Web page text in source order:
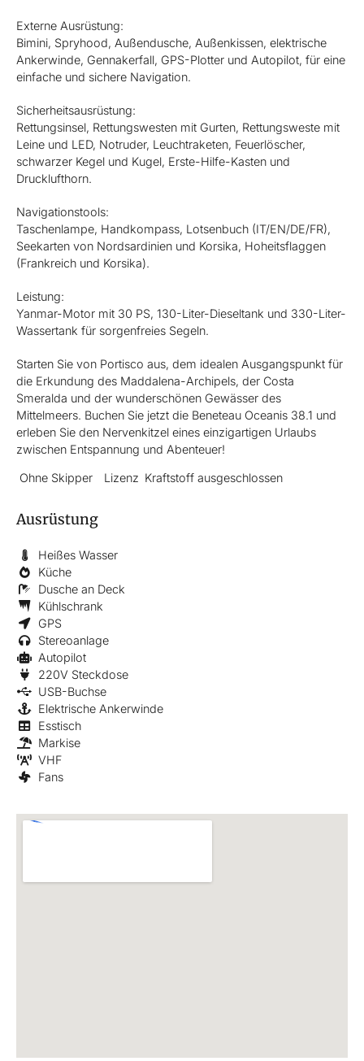
Externe Ausrüstung:
Bimini, Spryhood, Außendusche, Außenkissen, elektrische
Ankerwinde, Gennakerfall, GPS-Plotter und Autopilot, für eine
einfache und sichere Navigation.
Sicherheitsausrüstung:
Rettungsinsel, Rettungswesten mit Gurten, Rettungsweste mit
Leine und LED, Notruder, Leuchtraketen, Feuerlöscher,
schwarzer Kegel und Kugel, Erste-Hilfe-Kasten und
Drucklufthorn.
Navigationstools:
Taschenlampe, Handkompass, Lotsenbuch (IT/EN/DE/FR),
Seekarten von Nordsardinien und Korsika, Hoheitsflaggen
(Frankreich und Korsika).
Leistung:
Yanmar-Motor mit 30 PS, 130-Liter-Dieseltank und 330-Liter-
Wassertank für sorgenfreies Segeln.
Starten Sie von Portisco aus, dem idealen Ausgangspunkt für
die Erkundung des Maddalena-Archipels, der Costa
Smeralda und der wunderschönen Gewässer des
Mittelmeers. Buchen Sie jetzt die Beneteau Oceanis 38.1 und
erleben Sie den Nervenkitzel eines einzigartigen Urlaubs
zwischen Entspannung und Abenteuer!
Ohne Skipper Lizenz Kraftstoff ausgeschlossen
Ausrüstung
Heißes Wasser
Küche
Dusche an Deck
Kühlschrank
GPS
Stereoanlage
Autopilot
220V Steckdose
USB-Buchse
Elektrische Ankerwinde
Esstisch
Markise
VHF
Fans